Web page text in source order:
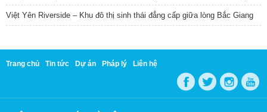
Việt Yên Riverside – Khu đô thị sinh thái đẳng cấp giữa lòng Bắc Giang
Trang chủ Tin tức Dự án Pháp lý Liên hệ